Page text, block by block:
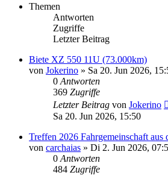
Themen
Antworten
Zugriffe
Letzter Beitrag
Biete XZ 550 11U (73.000km)
von Jokerino » Sa 20. Jun 2026,
0 Antworten
369 Zugriffe
Letzter Beitrag von Jokerino
Sa 20. Jun 2026, 15:50
Treffen 2026 Fahrgemeinschaft aus
von carchaias » Di 2. Jun 2026,
0 Antworten
484 Zugriffe